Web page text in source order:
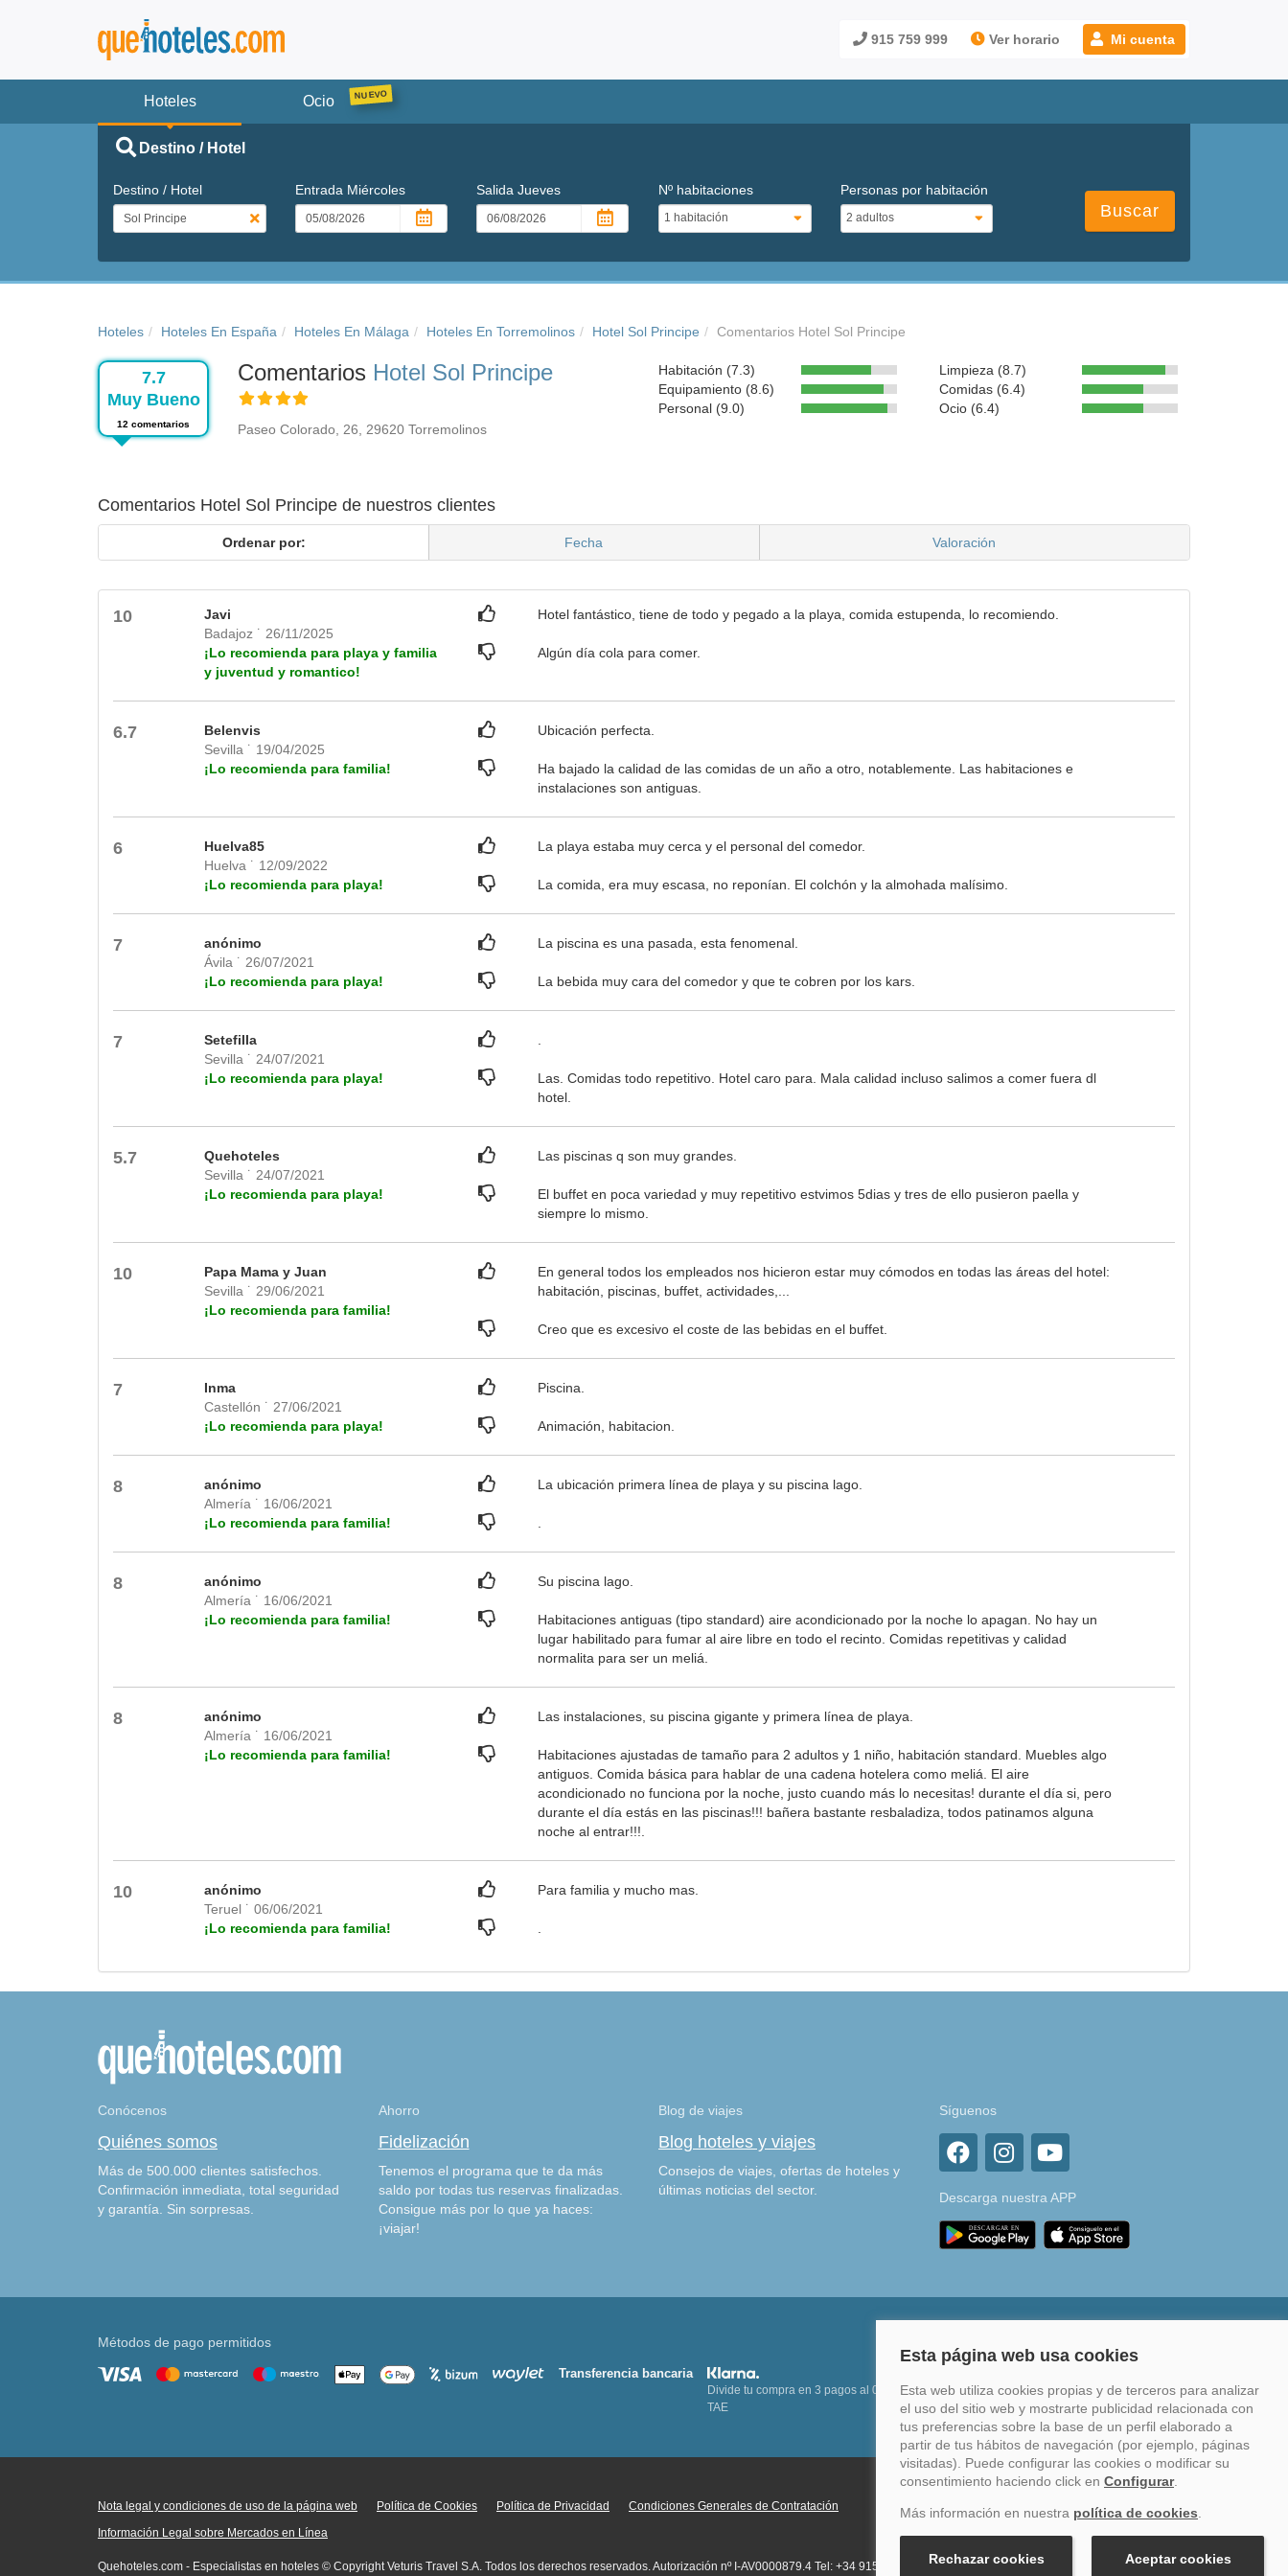
915 759 999 Ver horario Mi cuenta
Hoteles Ocio
Destino / Hotel
Destino / Hotel Entrada Miércoles SalidaJueves Nº habitaciones Personas por habitación
Buscar
Hoteles Hoteles En España Hoteles En Málaga Hoteles En Torremolinos Hotel Sol Principe Comentarios Hotel Sol Principe
7.7
Muy Bueno
12 comentarios
Comentarios Hotel Sol Principe
Paseo Colorado, 26, 29620 Torremolinos
Habitación (7.3)
Limpieza (8.7)
Equipamiento (8.6)
Comidas (6.4)
Personal (9.0)
Ocio (6.4)
Comentarios Hotel Sol Principe de nuestros clientes
Ordenar por: Fecha Valoración
10
Javi
Badajoz ˙ 26/11/2025
¡Lo recomienda para playa y familia
y juventud y romantico!
Hotel fantástico, tiene de todo y pegado a la playa, comida estupenda, lo recomiendo.
Algún día cola para comer.
6.7
Belenvis
Sevilla ˙ 19/04/2025
¡Lo recomienda para familia!
Ubicación perfecta.
Ha bajado la calidad de las comidas de un año a otro, notablemente. Las habitaciones e
instalaciones son antiguas.
6
Huelva85
Huelva ˙ 12/09/2022
¡Lo recomienda para playa!
La playa estaba muy cerca y el personal del comedor.
La comida, era muy escasa, no reponían. El colchón y la almohada malísimo.
7
anónimo
Ávila ˙ 26/07/2021
¡Lo recomienda para playa!
La piscina es una pasada, esta fenomenal.
La bebida muy cara del comedor y que te cobren por los kars.
7
Setefilla
Sevilla ˙ 24/07/2021
¡Lo recomienda para playa!
Las. Comidas todo repetitivo. Hotel caro para. Mala calidad incluso salimos a comer fuera dl
hotel.
5.7
Quehoteles
Sevilla ˙ 24/07/2021
¡Lo recomienda para playa!
Las piscinas q son muy grandes.
El buffet en poca variedad y muy repetitivo estvimos 5dias y tres de ello pusieron paella y
siempre lo mismo.
10
Papa Mama y Juan
Sevilla ˙ 29/06/2021
¡Lo recomienda para familia!
En general todos los empleados nos hicieron estar muy cómodos en todas las áreas del hotel:
habitación, piscinas, buffet, actividades,...
Creo que es excesivo el coste de las bebidas en el buffet.
7
Inma
Castellón ˙ 27/06/2021
¡Lo recomienda para playa!
Piscina.
Animación, habitacion.
8
anónimo
Almería ˙ 16/06/2021
¡Lo recomienda para familia!
La ubicación primera línea de playa y su piscina lago.
8
anónimo
Almería ˙ 16/06/2021
¡Lo recomienda para familia!
Su piscina lago.
Habitaciones antiguas (tipo standard) aire acondicionado por la noche lo apagan. No hay un
lugar habilitado para fumar al aire libre en todo el recinto. Comidas repetitivas y calidad
normalita para ser un meliá.
8
anónimo
Almería ˙ 16/06/2021
¡Lo recomienda para familia!
Las instalaciones, su piscina gigante y primera línea de playa.
Habitaciones ajustadas de tamaño para 2 adultos y 1 niño, habitación standard. Muebles algo
antiguos. Comida básica para hablar de una cadena hotelera como meliá. El aire
acondicionado no funciona por la noche, justo cuando más lo necesitas! durante el día si, pero
durante el día estás en las piscinas!!! bañera bastante resbaladiza, todos patinamos alguna
noche al entrar!!!.
10
anónimo
Teruel ˙ 06/06/2021
¡Lo recomienda para familia!
Para familia y mucho mas.
Conócenos
Quiénes somos
Más de 500.000 clientes satisfechos.
Confirmación inmediata, total seguridad
y garantía. Sin sorpresas.
Ahorro
Fidelización
Tenemos el programa que te da más
saldo por todas tus reservas finalizadas.
Consigue más por lo que ya haces:
¡viajar!
Blog de viajes
Blog hoteles y viajes
Consejos de viajes, ofertas de hoteles y
últimas noticias del sector.
Síguenos
Descarga nuestra APP
Métodos de pago permitidos
Transferencia bancaria
Divide tu compra en 3 pagos al 0%
TAE
Financia hasta en 12 meses o en 4 pagos sin
intereses
Nota legal y condiciones de uso de la página web Política de Cookies Política de Privacidad
Condiciones Generales de Contratación
Información Legal sobre Mercados en Línea
Quehoteles.com - Especialistas en hoteles © Copyright Veturis Travel S.A. Todos los derechos reservados. Autorización nº I-AV0000879.4 Tel: +34 915759999